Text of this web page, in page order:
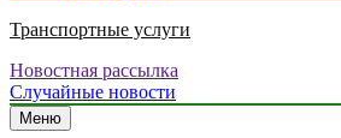
Транспортные услуги
Новостная рассылка
Случайные новости
Меню